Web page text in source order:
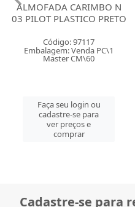
ALMOFADA CARIMBO N
03 PILOT PLASTICO PRETO
Código: 97117
Embalagem: Venda PC\1
Master CM\60
Faça seu login ou
cadastre-se para
ver preços e
comprar
Cadastre-se para